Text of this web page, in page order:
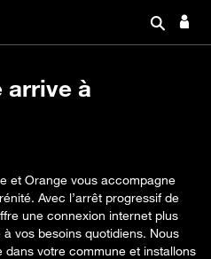
arrive à
et Orange vous accompagne
Avec l’arrêt progressif de
une connexion internet plus
vos besoins quotidiens. Nous
votre commune et installons